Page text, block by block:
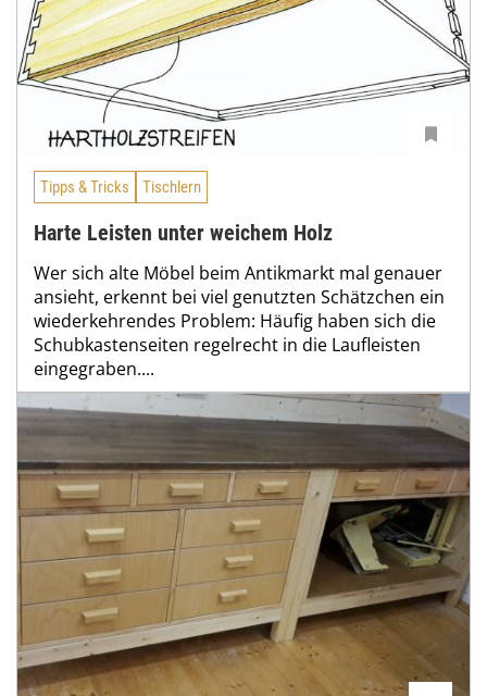
Tipps & Tricks Tischlern
Harte Leisten unter weichem Holz
Wer sich alte Möbel beim Antikmarkt mal genauer
ansieht, erkennt bei viel genutzten Schätzchen ein
wiederkehrendes Problem: Häufig haben sich die
Schubkastenseiten regelrecht in die Laufleisten
eingegraben....